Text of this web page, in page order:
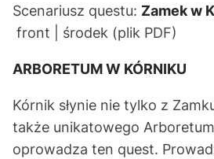
Scenariusz questu: Zamek w
front | środek (plik PDF)
ARBORETUM W KÓRNIKU
Kórnik słynie nie tylko z
także unikatowego Arboretum
oprowadza ten quest.